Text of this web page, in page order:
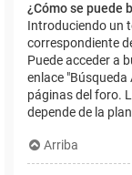
¿Cómo se puede
Introduciendo un
correspondiente
Puede acceder a
enlace
páginas del foro.
depende de la
Arriba